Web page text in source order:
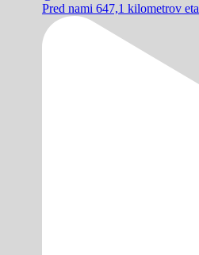
Pred nami 647,1 kilometrov